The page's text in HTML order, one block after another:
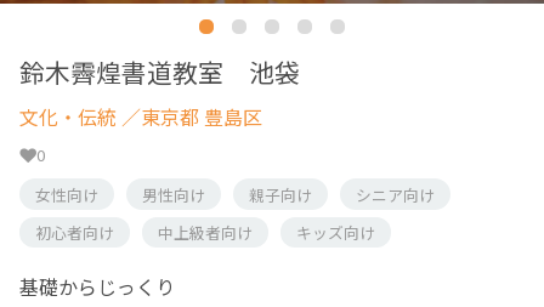
鈴木霽煌書道教室 池袋
文化・伝統 ／東京都 豊島区
0
女性向け
男性向け 親子向け
シニア向け
初心者向け
中上級者向け キッズ向け
基礎からじっくり